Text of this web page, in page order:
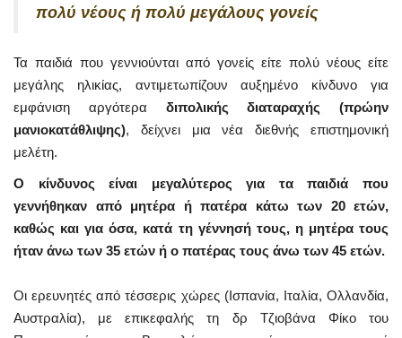
πολύ νέους ή πολύ μεγάλους γονείς
Τα παιδιά που γεννιούνται από γονείς είτε πολύ νέους είτε
μεγάλης ηλικίας, αντιμετωπίζουν αυξημένο κίνδυνο για
εμφάνιση αργότερα διπολικής διαταραχής (πρώην
μανιοκατάθλιψης), δείχνει μια νέα διεθνής επιστημονική
μελέτη.
Ο κίνδυνος είναι μεγαλύτερος για τα παιδιά που
γεννήθηκαν από μητέρα ή πατέρα κάτω των 20 ετών,
καθώς και για όσα, κατά τη γέννησή τους, η μητέρα τους
ήταν άνω των 35 ετών ή ο πατέρας τους άνω των 45 ετών.
Οι ερευνητές από τέσσερις χώρες (Ισπανία, Ιταλία, Ολλανδία,
Αυστραλία), με επικεφαλής τη δρ Τζιοβάνα Φίκο του